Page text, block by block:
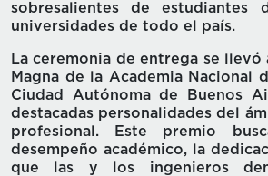
sobresalientes de estudiantes
universidades de todo el país.
La ceremonia de entrega se llevó
Magna de la Academia Nacional
Ciudad Autónoma de Buenos
destacadas personalidades del
profesional. Este premio
desempeño académico, la
que las y los ingenieros